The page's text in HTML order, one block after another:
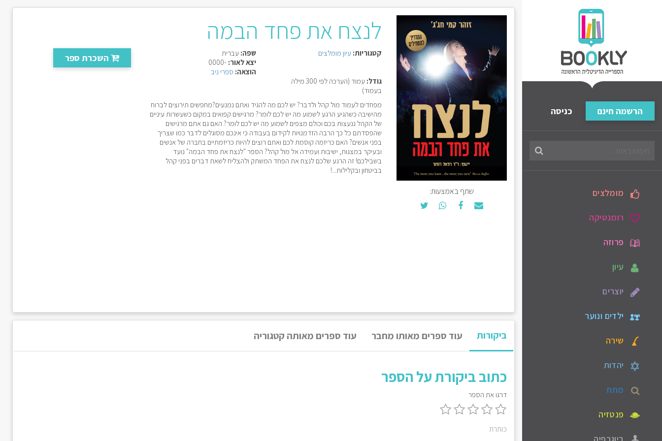
הרשמה חינם כניסה
מומלצים
רומנטיקה
פרוזה
עיון
יוצרים
ילדים ונוער
שירה
יהדות
מתח
פנטזיה
שתף באמצעות:
לנצח את פחד הבמה
השכרת ספר קטגוריות: עיון מומלצים
גודל:
עמוד (הערכה לפי 300 מילה
בעמוד)
שפה: עברית
יצא לאור: -0000
הוצאה: ספרי ניב
מפחדים לעמוד מול קהל ולדבר? יש לכם מה להגיד ואתם נמנעים?מחפשים תירוצים לברוח
מהישיבה כשהגיע הרגע לשמוע מה יש לכם לומר? מרגישים קפואים במקום כשעשרות עיניים
של הקהל ננעצות בכם וכולם מצפים לשמוע מה יש לכם לומר? האם גם אתם מרגישים
שהפסדתם כל כך הרבה הזדמנויות לקידום בעבודה כי אינכם מסוגלים לדבר כמו שצריך
בפני אנשים? האם כריזמה קוסמת לכם ואתם רוצים להיות כריזמתיים בחברה של אנשים
ובעיקר במצגות, ישיבות ועמידה אל מול קהל? הספר "לנצח את פחד הבמה" נועד
בשבילכם! זה הרגע שלכם לנצח את הפחד המשתק ולהצליח לשאת דברים בפני קהל
בביטחון ובקלילות...! ‬
ביקורות עוד ספרים מאותו מחבר עוד ספרים מאותה קטגוריה
כתוב ביקורת על הספר
דרגו את הספר
כותרת